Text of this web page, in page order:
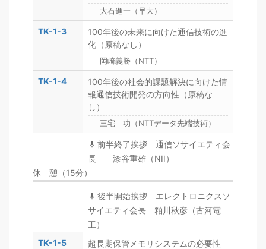
大石進一（早大）
TK-1-3
100年後の未来に向けた通信技術の進
化（原稿なし）
岡崎義勝（NTT）
TK-1-4
100年後の社会的課題解決に向けた情
報通信技術開発の方向性（原稿な
し）
三宅 功（NTTデータ先端技術）
前半終了挨拶 通信ソサイエティ会
長 漆谷重雄（NII）
休 憩（15分）
後半開始挨拶 エレクトロニクスソ
サイエティ会長 粕川秋彦（古河電
工）
TK-1-5
超長期保管メモリシステムの必要性